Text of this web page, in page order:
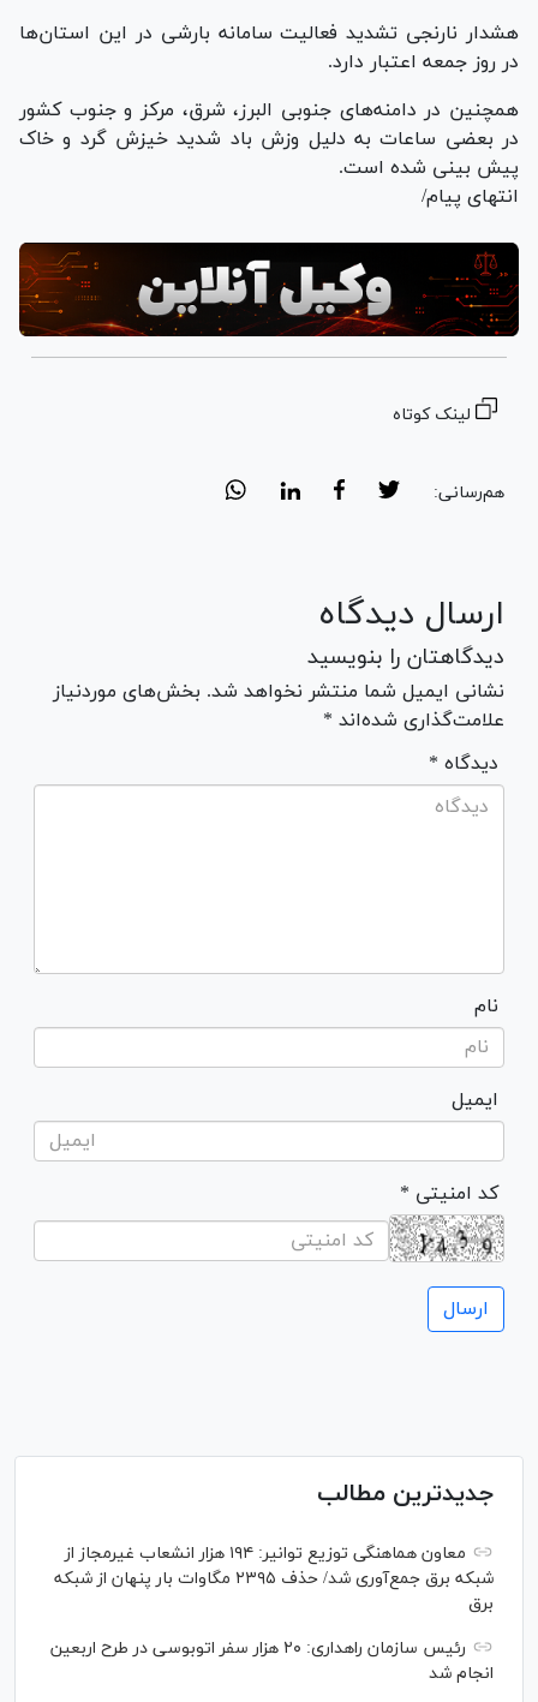
هشدار نارنجی تشدید فعالیت سامانه بارشی در این استان‌ها
در روز جمعه اعتبار دارد.
همچنین در دامنه‌های جنوبی البرز، شرق، مرکز و جنوب کشور
در بعضی ساعات به دلیل وزش باد شدید خیزش گرد و خاک
پیش بینی شده است.
انتهای پیام/
لینک کوتاه
هم‌رسانی:
ارسال دیدگاه
دیدگاهتان را بنویسید
نشانی ایمیل شما منتشر نخواهد شد. بخش‌های موردنیاز
علامت‌گذاری شده‌اند *
* دیدگاه
نام
ایمیل
* کد امنیتی
جدیدترین مطالب
معاون هماهنگی توزیع توانیر: ۱۹۴ هزار انشعاب غیرمجاز از
شبکه برق جمع‌آوری شد/ حذف ۲۳۹۵ مگاوات بار پنهان از شبکه
برق
رئیس سازمان راهداری: ۲۰ هزار سفر اتوبوسی در طرح اربعین
انجام شد